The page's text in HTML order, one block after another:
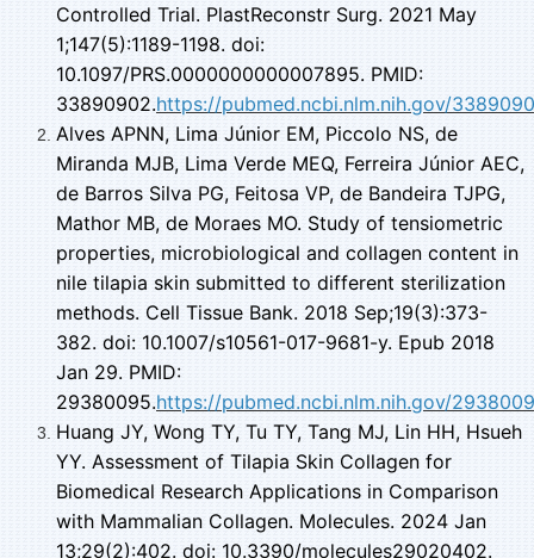
Controlled Trial. PlastReconstr Surg. 2021 May
1;147(5):1189-1198. doi:
10.1097/PRS.0000000000007895. PMID:
33890902.https://pubmed.ncbi.nlm.nih.gov/
Alves APNN, Lima Júnior EM, Piccolo NS, de
Miranda MJB, Lima Verde MEQ, Ferreira Júnior AEC,
de Barros Silva PG, Feitosa VP, de Bandeira TJPG,
Mathor MB, de Moraes MO. Study of tensiometric
properties, microbiological and collagen content in
nile tilapia skin submitted to different sterilization
methods. Cell Tissue Bank. 2018 Sep;19(3):373-
382. doi: 10.1007/s10561-017-9681-y. Epub 2018
Jan 29. PMID:
29380095.https://pubmed.ncbi.nlm.nih.gov/
Huang JY, Wong TY, Tu TY, Tang MJ, Lin HH, Hsueh
YY. Assessment of Tilapia Skin Collagen for
Biomedical Research Applications in Comparison
with Mammalian Collagen. Molecules. 2024 Jan
13;29(2):402. doi: 10.3390/molecules29020402.